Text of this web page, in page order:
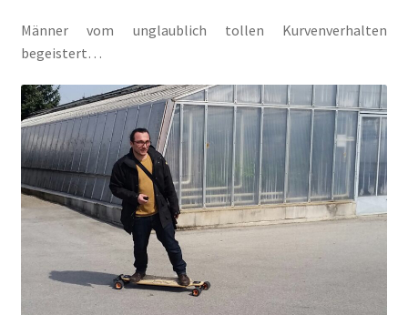
Männer vom unglaublich tollen Kurvenverhalten
begeistert…